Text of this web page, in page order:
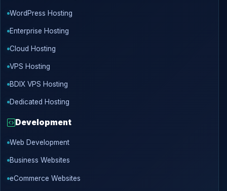
WordPress Hosting
Enterprise Hosting
Cloud Hosting
VPS Hosting
BDIX VPS Hosting
Dedicated Hosting
Development
Web Development
Business Websites
eCommerce Websites